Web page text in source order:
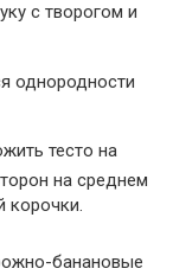
с творогом и
однородности
тесто на
на среднем
корочки.
банановые